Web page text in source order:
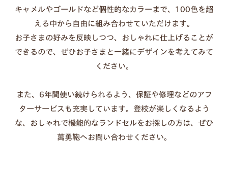
放置しない
傷が気になる時：透明カバーの併用もおすすめ
キャメルやゴールドなど個性的なカラーまで、100色を超
える中から自由に組み合わせていただけます。
お子さまの好みを反映しつつ、おしゃれに仕上げることが
できるので、ぜひお子さまと一緒にデザインを考えてみて
ください。
また、6年間使い続けられるよう、保証や修理などのアフ
ターサービスも充実しています。登校が楽しくなるよう
な、おしゃれで機能的なランドセルをお探しの方は、ぜひ
萬勇鞄へお問い合わせください。